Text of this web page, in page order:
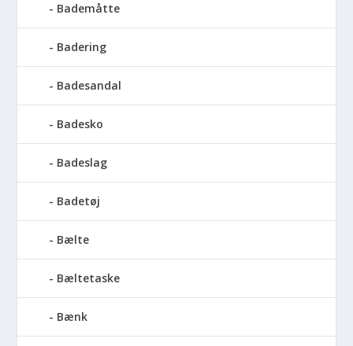
Bademåtte
Badering
Badesandal
Badesko
Badeslag
Badetøj
Bælte
Bæltetaske
Bænk